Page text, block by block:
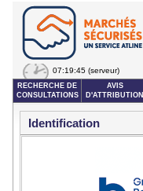
07:19:45 (serveur)
RECHERCHE DE
CONSULTATIONS
AVIS
D'ATTRIBUTION
Identification